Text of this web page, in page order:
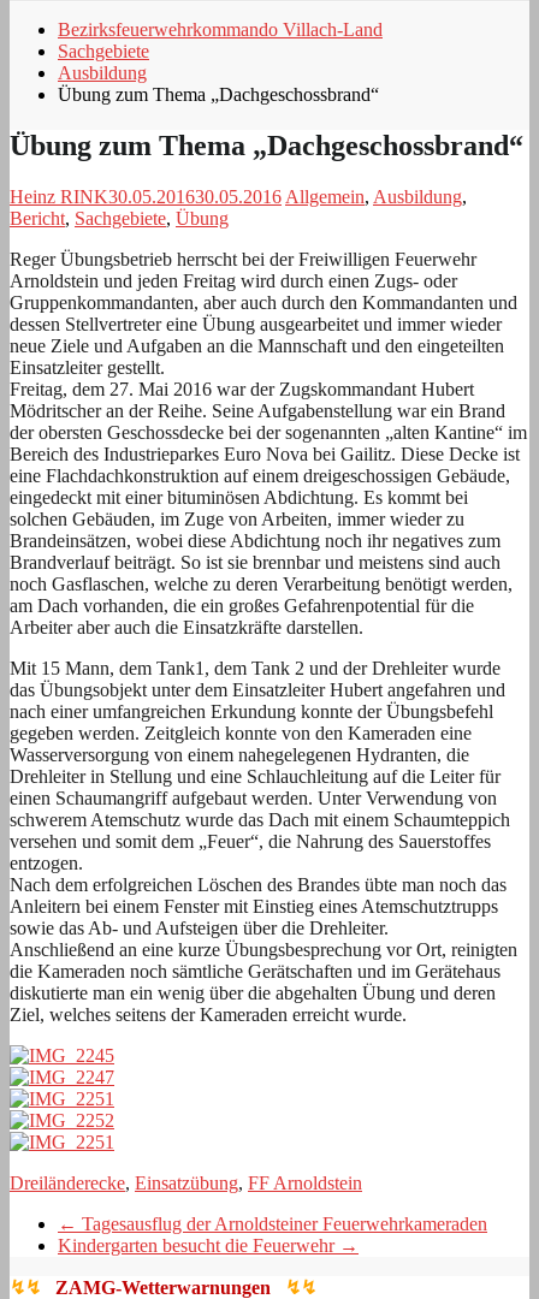
Bezirksfeuerwehrkommando Villach-Land
Sachgebiete
Ausbildung
Übung zum Thema „Dachgeschossbrand“
Übung zum Thema „Dachgeschossbrand“
Heinz RINK30.05.201630.05.2016 Allgemein, Ausbildung,
Bericht, Sachgebiete, Übung
Reger Übungsbetrieb herrscht bei der Freiwilligen Feuerwehr
Arnoldstein und jeden Freitag wird durch einen Zugs- oder
Gruppenkommandanten, aber auch durch den Kommandanten und
dessen Stellvertreter eine Übung ausgearbeitet und immer wieder
neue Ziele und Aufgaben an die Mannschaft und den eingeteilten
Einsatzleiter gestellt.
Freitag, dem 27. Mai 2016 war der Zugskommandant Hubert
Mödritscher an der Reihe. Seine Aufgabenstellung war ein Brand
der obersten Geschossdecke bei der sogenannten „alten Kantine“ im
Bereich des Industrieparkes Euro Nova bei Gailitz. Diese Decke ist
eine Flachdachkonstruktion auf einem dreigeschossigen Gebäude,
eingedeckt mit einer bituminösen Abdichtung. Es kommt bei
solchen Gebäuden, im Zuge von Arbeiten, immer wieder zu
Brandeinsätzen, wobei diese Abdichtung noch ihr negatives zum
Brandverlauf beiträgt. So ist sie brennbar und meistens sind auch
noch Gasflaschen, welche zu deren Verarbeitung benötigt werden,
am Dach vorhanden, die ein großes Gefahrenpotential für die
Arbeiter aber auch die Einsatzkräfte darstellen.
Mit 15 Mann, dem Tank1, dem Tank 2 und der Drehleiter wurde
das Übungsobjekt unter dem Einsatzleiter Hubert angefahren und
nach einer umfangreichen Erkundung konnte der Übungsbefehl
gegeben werden. Zeitgleich konnte von den Kameraden eine
Wasserversorgung von einem nahegelegenen Hydranten, die
Drehleiter in Stellung und eine Schlauchleitung auf die Leiter für
einen Schaumangriff aufgebaut werden. Unter Verwendung von
schwerem Atemschutz wurde das Dach mit einem Schaumteppich
versehen und somit dem „Feuer“, die Nahrung des Sauerstoffes
entzogen.
Nach dem erfolgreichen Löschen des Brandes übte man noch das
Anleitern bei einem Fenster mit Einstieg eines Atemschutztrupps
sowie das Ab- und Aufsteigen über die Drehleiter.
Anschließend an eine kurze Übungsbesprechung vor Ort, reinigten
die Kameraden noch sämtliche Gerätschaften und im Gerätehaus
diskutierte man ein wenig über die abgehalten Übung und deren
Ziel, welches seitens der Kameraden erreicht wurde.
Dreiländerecke, Einsatzübung, FF Arnoldstein
← Tagesausflug der Arnoldsteiner Feuerwehrkameraden
Kindergarten besucht die Feuerwehr →
↯↯ ZAMG-Wetterwarnungen ↯↯